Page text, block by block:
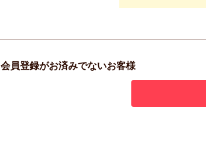
会員登録がお済みでないお客様